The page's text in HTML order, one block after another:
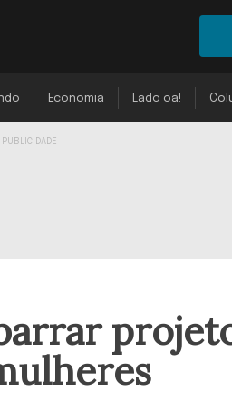
Economia Lado oa!